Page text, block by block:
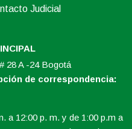
Judicial
28 A -24 Bogotá
de correspondencia:
a 12:00 p. m. y de 1:00 p.m a